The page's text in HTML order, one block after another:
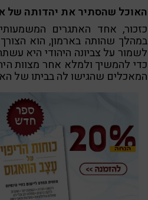
האוכל שהסתיר את יהדותה של
כזכור, אחד האתגרים
במהלך שהותה בארמון, הוא
לשמור על צביונה היהודי היא
כדי להמשיך ולמלא אחר מצוות
המאכלים שהגישו לה בביתו של